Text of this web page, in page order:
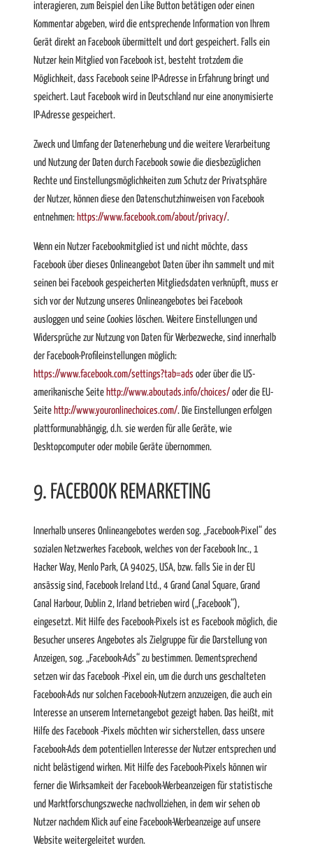
interagieren, zum Beispiel den Like Button betätigen oder einen
Kommentar abgeben, wird die entsprechende Information von Ihrem
Gerät direkt an Facebook übermittelt und dort gespeichert. Falls ein
Nutzer kein Mitglied von Facebook ist, besteht trotzdem die
Möglichkeit, dass Facebook seine IP-Adresse in Erfahrung bringt und
speichert. Laut Facebook wird in Deutschland nur eine anonymisierte
IP-Adresse gespeichert.
Zweck und Umfang der Datenerhebung und die weitere Verarbeitung
und Nutzung der Daten durch Facebook sowie die diesbezüglichen
Rechte und Einstellungsmöglichkeiten zum Schutz der Privatsphäre
der Nutzer, können diese den Datenschutzhinweisen von Facebook
entnehmen: https://www.facebook.com/about/privacy/.
Wenn ein Nutzer Facebookmitglied ist und nicht möchte, dass
Facebook über dieses Onlineangebot Daten über ihn sammelt und mit
seinen bei Facebook gespeicherten Mitgliedsdaten verknüpft, muss er
sich vor der Nutzung unseres Onlineangebotes bei Facebook
ausloggen und seine Cookies löschen. Weitere Einstellungen und
Widersprüche zur Nutzung von Daten für Werbezwecke, sind innerhalb
der Facebook-Profileinstellungen möglich:
https://www.facebook.com/settings?tab=ads oder über die US-
amerikanische Seite http://www.aboutads.info/choices/ oder die EU-
Seite http://www.youronlinechoices.com/. Die Einstellungen erfolgen
plattformunabhängig, d.h. sie werden für alle Geräte, wie
Desktopcomputer oder mobile Geräte übernommen.
9. FACEBOOK REMARKETING
Innerhalb unseres Onlineangebotes werden sog. „Facebook-Pixel“ des
sozialen Netzwerkes Facebook, welches von der Facebook Inc., 1
Hacker Way, Menlo Park, CA 94025, USA, bzw. falls Sie in der EU
ansässig sind, Facebook Ireland Ltd., 4 Grand Canal Square, Grand
Canal Harbour, Dublin 2, Irland betrieben wird („Facebook“),
eingesetzt. Mit Hilfe des Facebook-Pixels ist es Facebook möglich, die
Besucher unseres Angebotes als Zielgruppe für die Darstellung von
Anzeigen, sog. „Facebook-Ads“ zu bestimmen. Dementsprechend
setzen wir das Facebook -Pixel ein, um die durch uns geschalteten
Facebook-Ads nur solchen Facebook-Nutzern anzuzeigen, die auch ein
Interesse an unserem Internetangebot gezeigt haben. Das heißt, mit
Hilfe des Facebook -Pixels möchten wir sicherstellen, dass unsere
Facebook-Ads dem potentiellen Interesse der Nutzer entsprechen und
nicht belästigend wirken. Mit Hilfe des Facebook-Pixels können wir
ferner die Wirksamkeit der Facebook-Werbeanzeigen für statistische
und Marktforschungszwecke nachvollziehen, in dem wir sehen ob
Nutzer nachdem Klick auf eine Facebook-Werbeanzeige auf unsere
Website weitergeleitet wurden.